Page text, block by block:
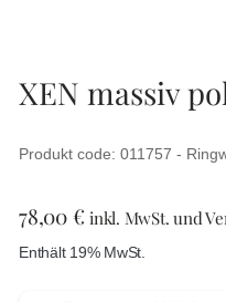
XEN massiv
Produkt code: 011757 -
78,00€ inkl. MwSt. und
Enthält 19% MwSt.